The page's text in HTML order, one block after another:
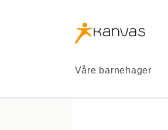
Kanvas
logo
Våre barnehager